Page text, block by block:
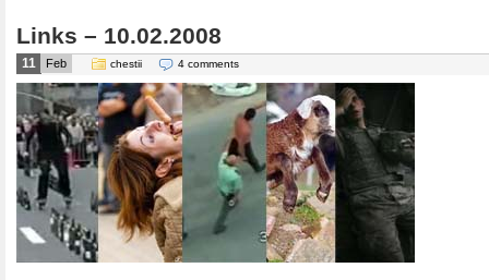
Links – 10.02.2008
11 Feb chestii 4 comments